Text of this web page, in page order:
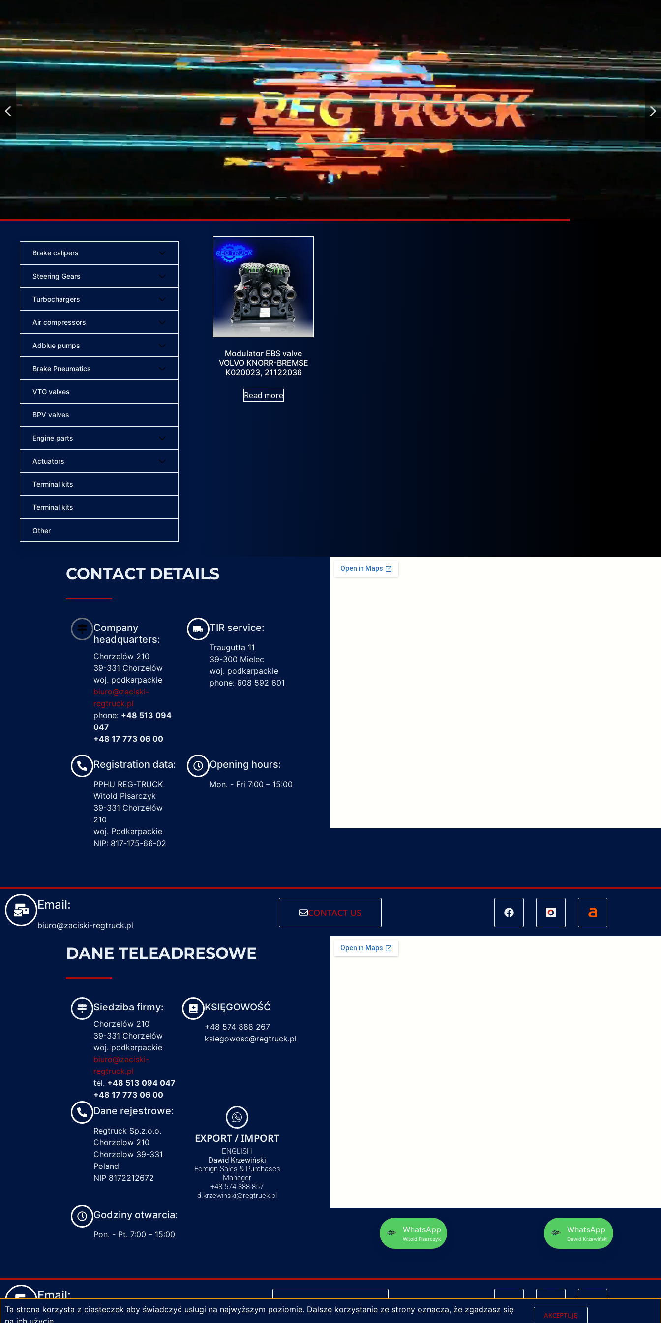
Brake calipers
Steering Gears
Turbochargers
Air compressors
Adblue pumps
Brake Pneumatics
VTG valves
BPV valves
Engine parts
Actuators
Terminal kits
Terminal kits
Other
Modulator EBS valve
VOLVO KNORR-BREMSE
K020023, 21122036
Read more
CONTACT DETAILS
Company
headquarters:
Chorzelów 210
39-331 Chorzelów
woj. podkarpackie
biuro@zaciski-
regtruck.pl
phone: +48 513 094
047
+48 17 773 06 00
TIR service:
Traugutta 11
39-300 Mielec
woj. podkarpackie
phone: 608 592 601
Registration data:
PPHU REG-TRUCK
Witold Pisarczyk
39-331 Chorzelów
210
woj. Podkarpackie
NIP: 817-175-66-02
Opening hours:
Mon. - Fri 7:00 – 15:00
Email:
biuro@zaciski-regtruck.pl
CONTACT US
DANE TELEADRESOWE
Siedziba firmy:
Chorzelów 210
39-331 Chorzelów
woj. podkarpackie
biuro@zaciski-
regtruck.pl
tel. +48 513 094 047
+48 17 773 06 00
KSIĘGOWOŚĆ
+48 574 888 267
ksiegowosc@regtruck.pl
Dane rejestrowe:
Regtruck Sp.z.o.o.
Chorzelow 210
Chorzelow 39-331
Poland
NIP 8172212672
EXPORT / IMPORT
ENGLISH
Dawid Krzewiński
Foreign Sales & Purchases
Manager
+48 574 888 857
d.krzewinski@regtruck.pl
Godziny otwarcia:
Pon. - Pt. 7:00 – 15:00
WhatsApp
Witold Pisarczyk
WhatsApp
Dawid Krzewiński
Email:
biuro@zaciski-regtruck.pl
NAPISZ DO NAS
Ta strona korzysta z ciasteczek aby świadczyć usługi na najwyższym poziomie. Dalsze korzystanie ze strony oznacza, że zgadzasz się
na ich użycie
AKCEPTUJĘ